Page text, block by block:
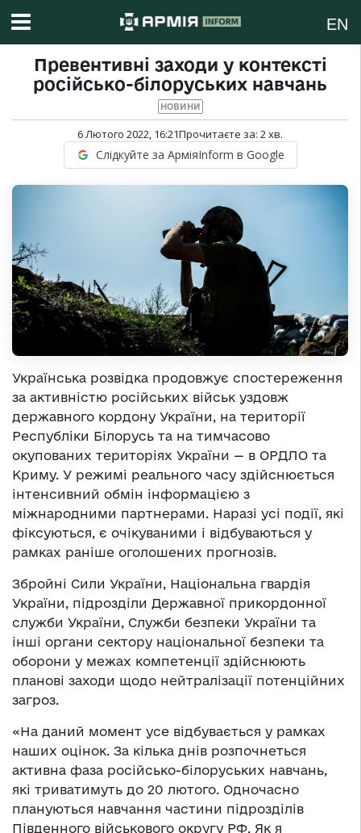
EN
Превентивні заходи у контексті
російсько-білоруських навчань
НОВИНИ
6 Лютого 2022, 16:21Прочитаєте за: 2хв.
Слідкуйте за АрміяInform в Google
Українська розвідка продовжує спостереження
за активністю російських військ уздовж
державного кордону України, на території
Республіки Білорусь та на тимчасово
окупованих територіях України — в ОРДЛО та
Криму. У режимі реального часу здійснюється
інтенсивний обмін інформацією з
міжнародними партнерами. Наразі усі події, які
фіксуються, є очікуваними і відбуваються у
рамках раніше оголошених прогнозів.
Збройні Сили України, Національна гвардія
України, підрозділи Державної прикордонної
служби України, Служби безпеки України та
інші органи сектору національної безпеки та
оборони у межах компетенції здійснюють
планові заходи щодо нейтралізації потенційних
загроз.
«На даний момент усе відбувається у рамках
наших оцінок. За кілька днів розпочнеться
активна фаза російсько-білоруських навчань,
які триватимуть до 20 лютого. Одночасно
плануються навчання частини підрозділів
Південного військового округу РФ. Як я